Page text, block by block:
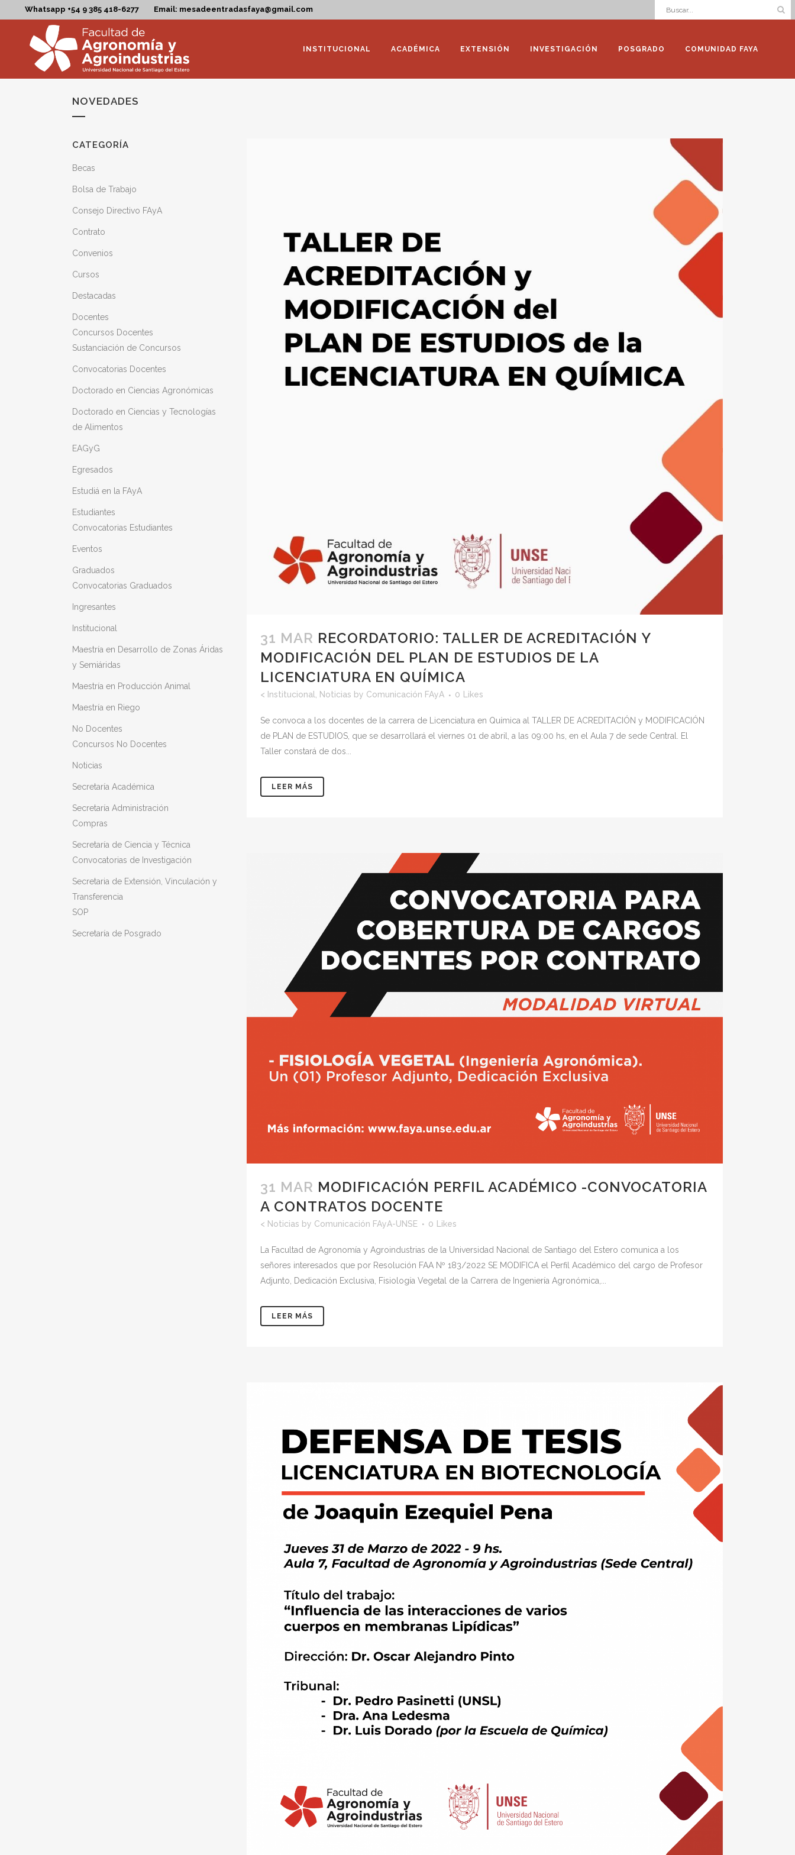
Email: mesadeentradasfaya@gmail.com
Whatsapp +54 9 385 418-6277
INSTITUCIONAL ACADÉMICA EXTENSIÓN INVESTIGACIÓN POSGRADO COMUNIDAD FAYA
NOVEDADES
CATEGORÍA
Becas
Bolsa de Trabajo
Consejo Directivo FAyA
Contrato
Convenios
Cursos
Destacadas
Docentes
Concursos Docentes
Sustanciación de Concursos
Convocatorias Docentes
Doctorado en Ciencias Agronómicas
Doctorado en Ciencias y Tecnologías
de Alimentos
EAGyG
Egresados
Estudiá en la FAyA
Estudiantes
Convocatorias Estudiantes
Eventos
Graduados
Convocatorias Graduados
Ingresantes
Institucional
Maestría en Desarrollo de Zonas Áridas
y Semiáridas
Maestría en Producción Animal
Maestría en Riego
No Docentes
Concursos No Docentes
Noticias
Secretaría Académica
Secretaría Administración
Compras
Secretaría de Ciencia y Técnica
Convocatorias de Investigación
Secretaria de Extensión, Vinculación y
Transferencia
SOP
Secretaría de Posgrado
31 MAR RECORDATORIO: TALLER DE ACREDITACIÓN Y
MODIFICACIÓN DEL PLAN DE ESTUDIOS DE LA
LICENCIATURA EN QUÍMICA
< Institucional Noticias by Comunicación FAyA 0 Likes
Se convoca a los docentes de la carrera de Licenciatura en Química al TALLER DE ACREDITACIÓN y MODIFICACIÓN
de PLAN de ESTUDIOS, que se desarrollará el viernes 01 de abril, a las 09:00 hs, en el Aula 7 de sede Central. El
Taller constará de dos...
LEER MÁS
31 MAR MODIFICACIÓN PERFIL ACADÉMICO -CONVOCATORIA
A CONTRATOS DOCENTE
< Noticias by Comunicación FAyA-UNSE 0 Likes
La Facultad de Agronomía y Agroindustrias de la Universidad Nacional de Santiago del Estero comunica a los
señores interesados que por Resolución FAA Nº 183/2022 SE MODIFICA el Perfil Académico del cargo de Profesor
Adjunto, Dedicación Exclusiva, Fisiología Vegetal de la Carrera de Ingeniería Agronómica,...
LEER MÁS